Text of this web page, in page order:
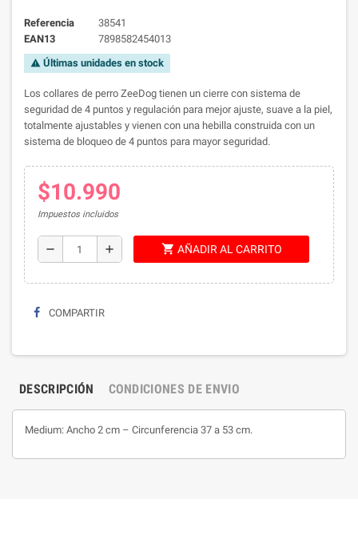
Referencia
38541
EAN13
7898582454013
warning Últimas unidades en stock
Los collares de perro ZeeDog tienen un cierre con sistema de
seguridad de 4 puntos y regulación para mejor ajuste, suave a la piel,
totalmente ajustables y vienen con una hebilla construida con un
sistema de bloqueo de 4 puntos para mayor seguridad.
$10.990
Impuestos incluidos
remove add shopping_cart AÑADIR AL CARRITO
COMPARTIR
DESCRIPCIÓN CONDICIONES DE ENVIO
Medium: Ancho 2 cm – Circunferencia 37 a 53 cm.